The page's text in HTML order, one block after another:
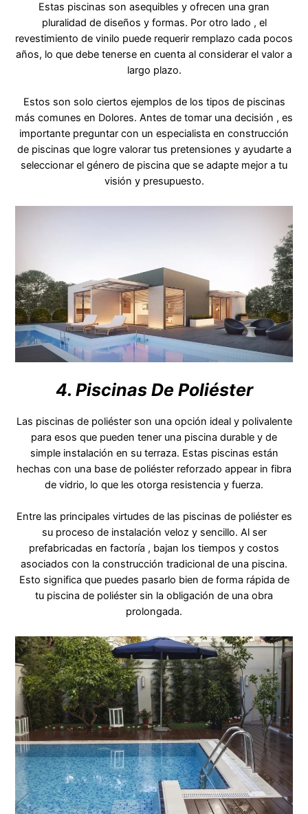
Estas piscinas son asequibles y ofrecen una gran
pluralidad de diseños y formas. Por otro lado , el
revestimiento de vinilo puede requerir remplazo cada pocos
años, lo que debe tenerse en cuenta al considerar el valor a
largo plazo.
Estos son solo ciertos ejemplos de los tipos de piscinas
más comunes en Dolores. Antes de tomar una decisión , es
importante preguntar con un especialista en construcción
de piscinas que logre valorar tus pretensiones y ayudarte a
seleccionar el género de piscina que se adapte mejor a tu
visión y presupuesto.
4. Piscinas De Poliéster
Las piscinas de poliéster son una opción ideal y polivalente
para esos que pueden tener una piscina durable y de
simple instalación en su terraza. Estas piscinas están
hechas con una base de poliéster reforzado appear in fibra
de vidrio, lo que les otorga resistencia y fuerza.
Entre las principales virtudes de las piscinas de poliéster es
su proceso de instalación veloz y sencillo. Al ser
prefabricadas en factoría , bajan los tiempos y costos
asociados con la construcción tradicional de una piscina.
Esto significa que puedes pasarlo bien de forma rápida de
tu piscina de poliéster sin la obligación de una obra
prolongada.